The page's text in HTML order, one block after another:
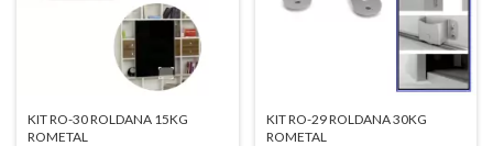
KIT RO-30 ROLDANA 15KG
ROMETAL
KIT RO-29 ROLDANA 30KG
ROMETAL